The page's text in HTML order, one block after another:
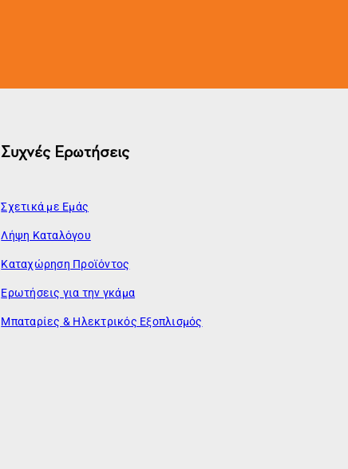
Συχνές Ερωτήσεις
Σχετικά με Εμάς
Λήψη Καταλόγου
Καταχώρηση Προϊόντος
Ερωτήσεις για την γκάμα
Μπαταρίες & Ηλεκτρικός Εξοπλισμός